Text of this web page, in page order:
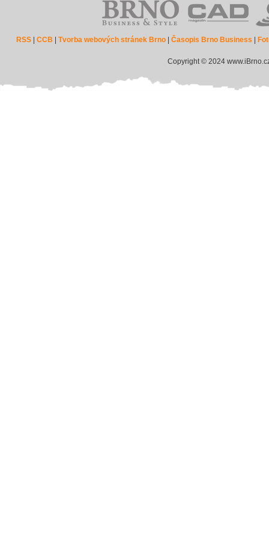
RSS |CCB |Tvorba webových stránek Brno |Časopis Brno Business
Copyright © 2024